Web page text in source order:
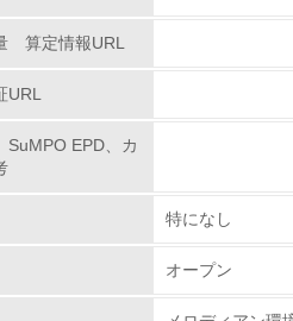
生物多様性保全」に関する取り組み
算定情報URL
URL
SuMPO EPD、カ
特になし
オープン